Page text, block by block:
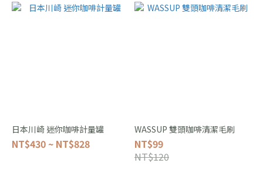
日本川崎 迷你咖啡計量罐
NT$430 ~ NT$828
WASSUP 雙頭咖啡清潔毛刷
NT$99
NT$120